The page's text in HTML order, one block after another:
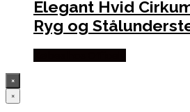
Elegant Hvid
Ryg og
×
×